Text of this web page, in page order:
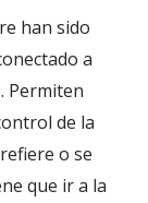
han sido
a
Permiten
de la
o se
que ir a la